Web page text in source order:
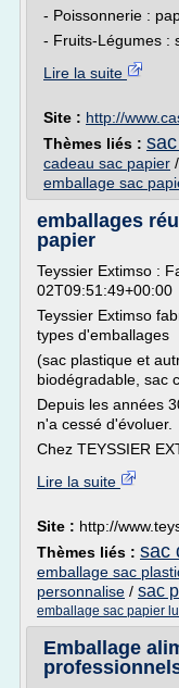
- Poissonnerie :
- Fruits-Légumes :
Lire la suite
Site : http://
Thèmes liés :
cadeau sac papier /
emballage sac
emballages
papier
Teyssier Extimso :
02T09:51:49+00:00
Teyssier Extimso
types d'emballages
(sac plastique et
biodégradable, sac
Depuis les années
n'a cessé d'évoluer.
Chez TEYSSIER
Lire la suite
Site : http://
Thèmes liés : sac
emballage sac
personnalise / sac
emballage sac papier
Emballage